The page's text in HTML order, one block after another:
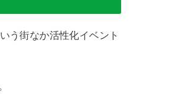
う街なか活性化イベント